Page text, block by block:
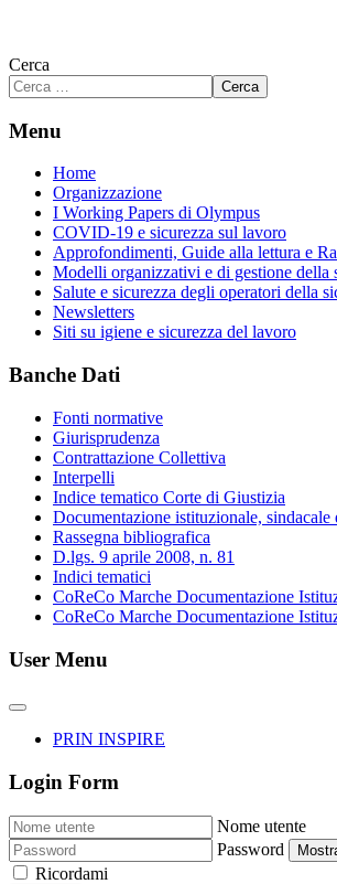
Cerca
Cerca
Menu
Home
Organizzazione
I Working Papers di Olympus
COVID-19 e sicurezza sul lavoro
Approfondimenti, Guide alla lettura e
Modelli organizzativi e di gestione della
Salute e sicurezza degli operatori della
Newsletters
Siti su igiene e sicurezza del lavoro
Banche Dati
Fonti normative
Giurisprudenza
Contrattazione Collettiva
Interpelli
Indice tematico Corte di Giustizia
Documentazione istituzionale, sindacale
Rassegna bibliografica
D.lgs. 9 aprile 2008, n. 81
Indici tematici
CoReCo Marche Documentazione
CoReCo Marche Documentazione
User Menu
PRIN INSPIRE
Login Form
Nome utente
Password
Ricordami